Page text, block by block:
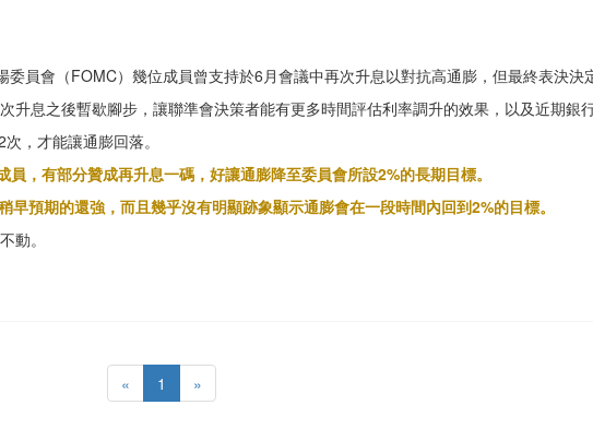
員會（FOMC）幾位成員曾支持於6月會議中再次升息以對抗高通膨，但最終表決決
息之後暫歇腳步，讓聯準會決策者能有更多時間評估利率調升的效果，以及近期銀
，才能讓通膨回落。
，有部分贊成再升息一碼，好讓通膨降至委員會所設2%的長期目標。
預期的還強，而且幾乎沒有明顯跡象顯示通膨會在一段時間內回到2%的目標。
動。
« 1 »